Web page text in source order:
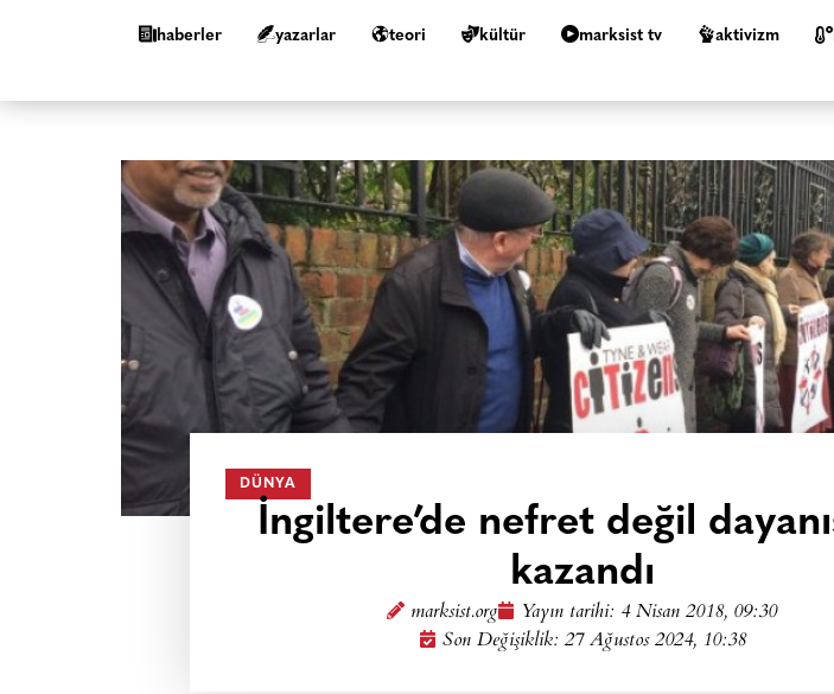
haberler yazarlar teori kültür marksist tv aktivizm
DÜNYA
İngiltere’de nefret değil
kazandı
marksist.org Yayın tarihi: 4 Nisan 2018, 09:30
Son Değişiklik: 27 Ağustos 2024, 10:38